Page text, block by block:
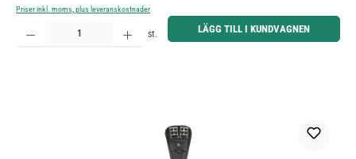
Priser inkl. moms, plus leveranskostnader
Produktkvantitet: Ange önskat belopp eller använd knapparna för att öka eller minska kvantiteten.
st. LÄGG TILL I KUNDVAGNEN